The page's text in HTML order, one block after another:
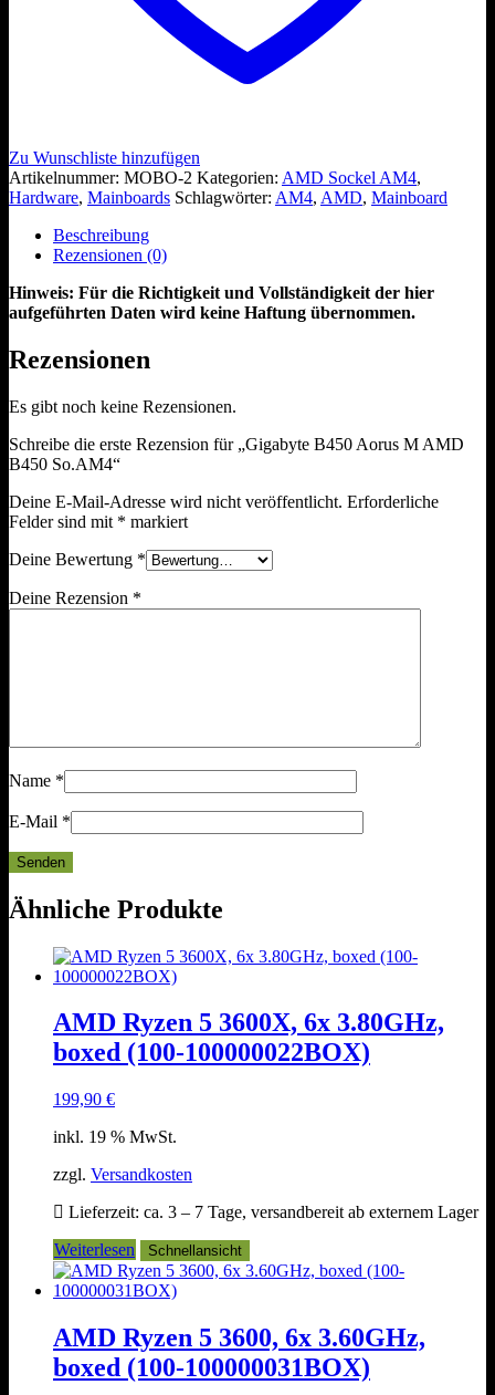
Zu Wunschliste hinzufügen
Artikelnummer: MOBO-2 Kategorien: AMD Sockel AM4,
Hardware, Mainboards Schlagwörter: AM4, AMD, Mainboard
Beschreibung
Rezensionen (0)
Hinweis: Für die Richtigkeit und Vollständigkeit der hier
aufgeführten Daten wird keine Haftung übernommen.
Rezensionen
Es gibt noch keine Rezensionen.
Schreibe die erste Rezension für „Gigabyte B450 Aorus M AMD
B450 So.AM4“
Deine E-Mail-Adresse wird nicht veröffentlicht. Erforderliche
Felder sind mit * markiert
Deine Bewertung *
Deine Rezension *
Name *
E-Mail *
Ähnliche Produkte
AMD Ryzen 5 3600X, 6x 3.80GHz,
boxed (100-100000022BOX)
199,90 €
inkl. 19 % MwSt.
zzgl. Versandkosten
Lieferzeit: ca. 3 – 7 Tage, versandbereit ab externem Lager
Weiterlesen
Schnellansicht
AMD Ryzen 5 3600, 6x 3.60GHz,
boxed (100-100000031BOX)